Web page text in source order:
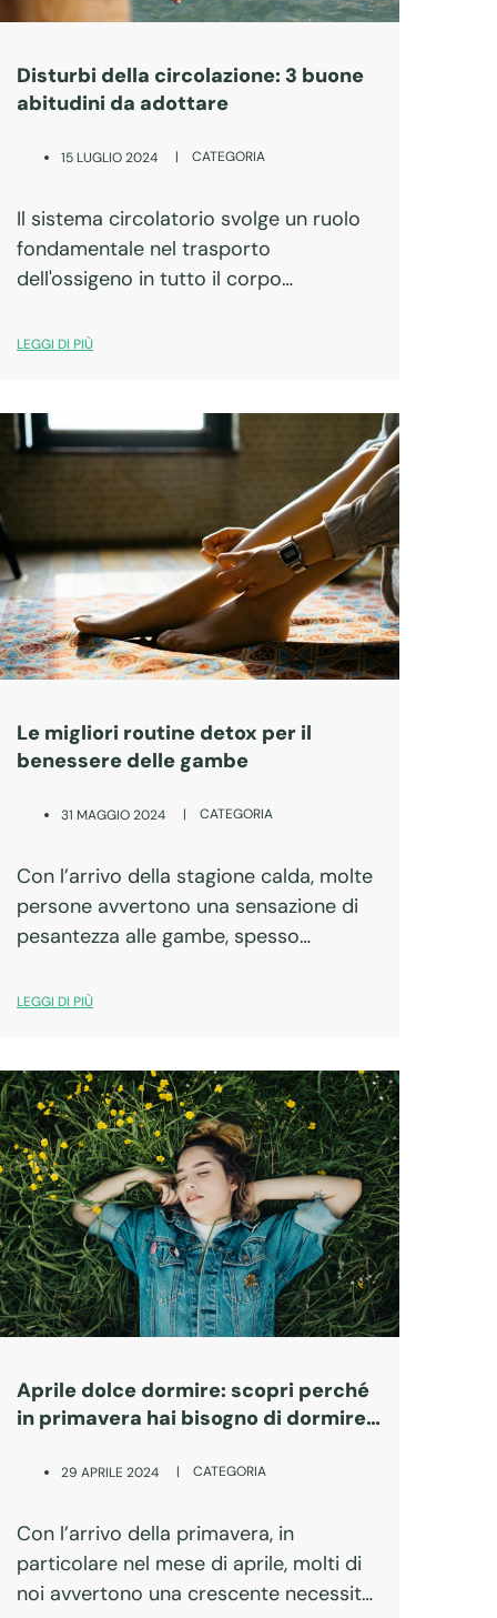
Disturbi della circolazione: 3 buone
abitudini da adottare
15 LUGLIO 2024 | CATEGORIA
Il sistema circolatorio svolge un ruolo
fondamentale nel trasporto
dell'ossigeno in tutto il corpo
nell'eliminazione dell'anidride carbonica
LEGGI DI PIÙ
Le migliori routine detox per il
benessere delle gambe
31 MAGGIO 2024 | CATEGORIA
Con l’arrivo della stagione calda, molte
persone avvertono una sensazione di
pesantezza alle gambe, spesso
LEGGI DI PIÙ
Aprile dolce dormire: scopri perché
in primavera hai bisogno di dormire
29 APRILE 2024 | CATEGORIA
Con l’arrivo della primavera, in
particolare nel mese di aprile, molti di
noi avvertono una crescente necessità